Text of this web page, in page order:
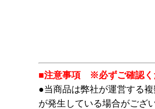
■注意事項 ※必ずご確認く
●当商品は弊社が運営する
が発生している場合がござ